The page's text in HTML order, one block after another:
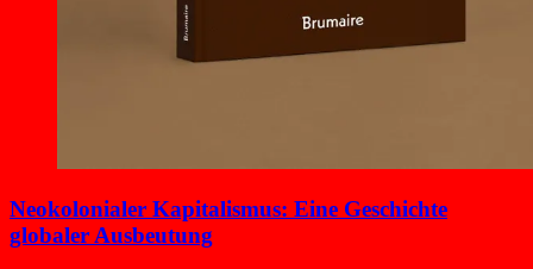
Neokolonialer Kapitalismus: Eine Geschichte
globaler Ausbeutung